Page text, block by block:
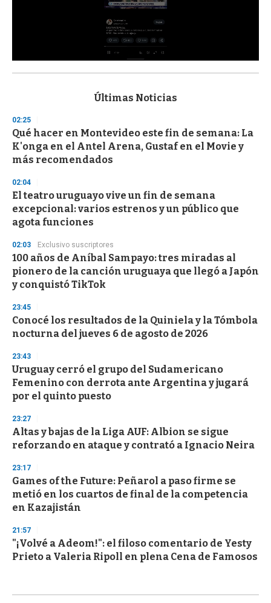
s
d
s
o
f
3
s
e
c
o
n
Últimas Noticias
02:25
Qué hacer en Montevideo este fin de semana: La
K'onga en el Antel Arena, Gustaf en el Movie y
más recomendados
02:04
El teatro uruguayo vive un fin de semana
excepcional: varios estrenos y un público que
agota funciones
02:03 Exclusivo suscriptores
100 años de Aníbal Sampayo: tres miradas al
pionero de la canción uruguaya que llegó a Japón
y conquistó TikTok
23:45
Conocé los resultados de la Quiniela y la Tómbola
nocturna del jueves 6 de agosto de 2026
23:43
Uruguay cerró el grupo del Sudamericano
Femenino con derrota ante Argentina y jugará
por el quinto puesto
23:27
Altas y bajas de la Liga AUF: Albion se sigue
reforzando en ataque y contrató a Ignacio Neira
23:17
Games of the Future: Peñarol a paso firme se
metió en los cuartos de final de la competencia
en Kazajistán
21:57
"¡Volvé a Adeom!": el filoso comentario de Yesty
Prieto a Valeria Ripoll en plena Cena de Famosos